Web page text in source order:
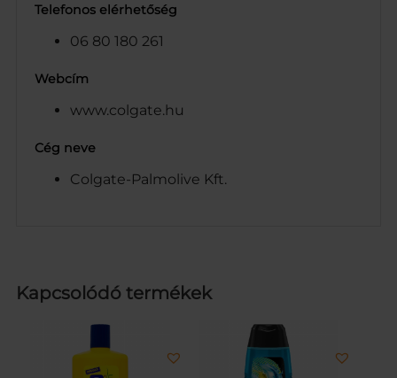
Telefonos elérhetőség
06 80 180 261
Webcím
www.colgate.hu
Cég neve
Colgate-Palmolive Kft.
Kapcsolódó termékek